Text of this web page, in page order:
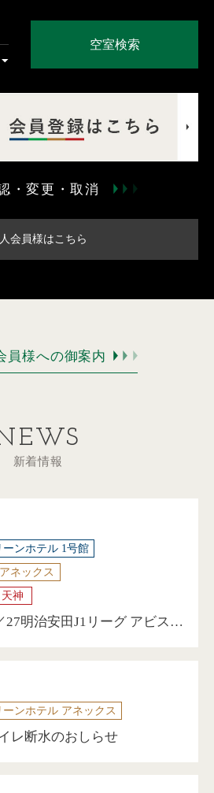
空室検索
・変更・取消
会員様はこちら
員様への御案内
新着情報
ーンホテル 1号館
ネックス
神
明治安田J1リーグ アビスパ
ーンホテル アネックス
レ断水のおしらせ